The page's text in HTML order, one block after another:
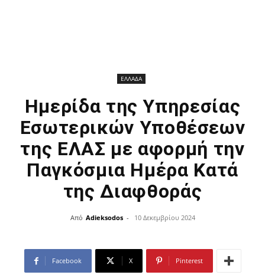
ΕΛΛΑΔΑ
Ημερίδα της Υπηρεσίας
Εσωτερικών Υποθέσεων
της ΕΛΑΣ με αφορμή την
Παγκόσμια Ημέρα Κατά
της Διαφθοράς
Από Adieksodos - 10 Δεκεμβρίου 2024
Facebook X Pinterest